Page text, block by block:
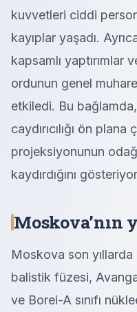
kuvvetleri ciddi
kayıplar yaşadı.
kapsamlı yaptırımlar
ordunun genel
etkiledi. Bu
caydırıcılığı ön plana
projeksiyonunun
kaydırdığını
Moskova’nın
Moskova son yıllarda
balistik füzesi,
ve Borei-A sınıfı